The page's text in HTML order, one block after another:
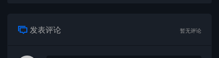
发表评论 暂无评论